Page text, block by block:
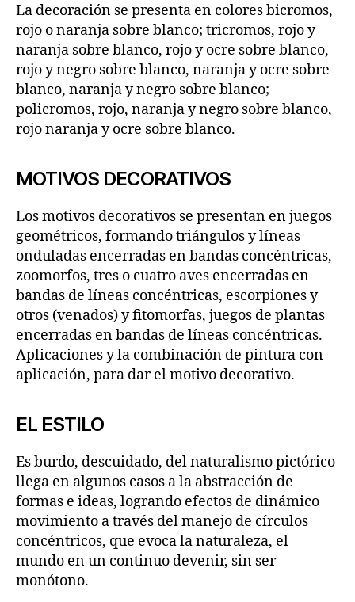
La decoración se presenta en colores bicromos,
rojo o naranja sobre blanco; tricromos, rojo y
naranja sobre blanco, rojo y ocre sobre blanco,
rojo y negro sobre blanco, naranja y ocre sobre
blanco, naranja y negro sobre blanco;
policromos, rojo, naranja y negro sobre blanco,
rojo naranja y ocre sobre blanco.
MOTIVOS DECORATIVOS
Los motivos decorativos se presentan en juegos
geométricos, formando triángulos y líneas
onduladas encerradas en bandas concéntricas,
zoomorfos, tres o cuatro aves encerradas en
bandas de líneas concéntricas, escorpiones y
otros (venados) y fitomorfas, juegos de plantas
encerradas en bandas de líneas concéntricas.
Aplicaciones y la combinación de pintura con
aplicación, para dar el motivo decorativo.
EL ESTILO
Es burdo, descuidado, del naturalismo pictórico
llega en algunos casos a la abstracción de
formas e ideas, logrando efectos de dinámico
movimiento a través del manejo de círculos
concéntricos, que evoca la naturaleza, el
mundo en un continuo devenir, sin ser
monótono.